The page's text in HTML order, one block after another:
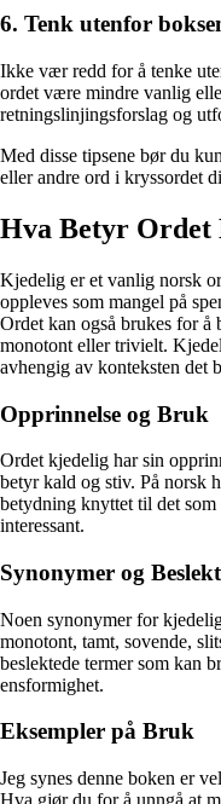
6. Tenk utenfor
Ikke vær redd for å tenke
ordet være mindre vanlig
retningslinjingsforslag og
Med disse tipsene bør du
eller andre ord i kryssordet
Hva Betyr Ordet
Kjedelig er et vanlig norsk
oppleves som mangel på
Ordet kan også brukes for å
monotont eller trivielt.
avhengig av konteksten det
Opprinnelse og Bruk
Ordet kjedelig har sin
betyr kald og stiv. På norsk
betydning knyttet til det som
interessant.
Synonymer og
Noen synonymer for
monotont, tamt, sovende,
beslektede termer som kan
ensformighet.
Eksempler på Bruk
Jeg synes denne boken er